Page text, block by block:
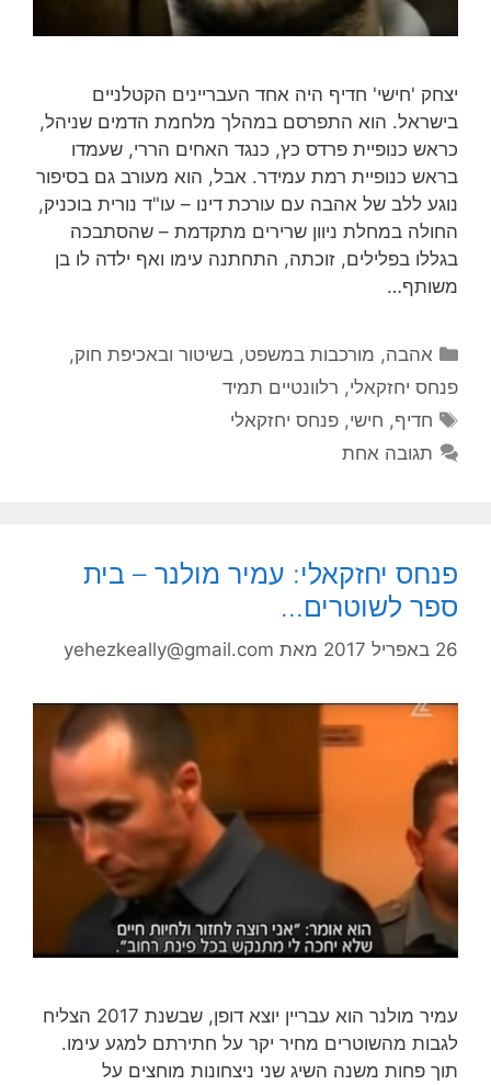
יצחק 'חישי' חדיף היה אחד העבריינים הקטלניים
בישראל. הוא התפרסם במהלך מלחמת הדמים שניהל,
כראש כנופיית פרדס כץ, כנגד האחים הררי, שעמדו
בראש כנופיית רמת עמידר. אבל, הוא מעורב גם בסיפור
נוגע ללב של אהבה עם עורכת דינו – עו"ד נורית בוכניק,
החולה במחלת ניוון שרירים מתקדמת – שהסתבכה
בגללו בפלילים, זוכתה, התחתנה עימו ואף ילדה לו בן
משותף…
קטגוריות
אהבה, מורכבות במשפט, בשיטור ובאכיפת חוק,
פנחס יחזקאלי, רלוונטיים תמיד
תגיות
חדיף, חישי,פנחס יחזקאלי
תגובה אחת
פנחס יחזקאלי: עמיר מולנר – בית
ספר לשוטרים…
26 באפריל 2017 מאת yehezkeally@gmail.com
עמיר מולנר הוא עבריין יוצא דופן, שבשנת 2017 הצליח
לגבות מהשוטרים מחיר יקר על חתירתם למגע עימו.
תוך פחות משנה השיג שני ניצחונות מוחצים על